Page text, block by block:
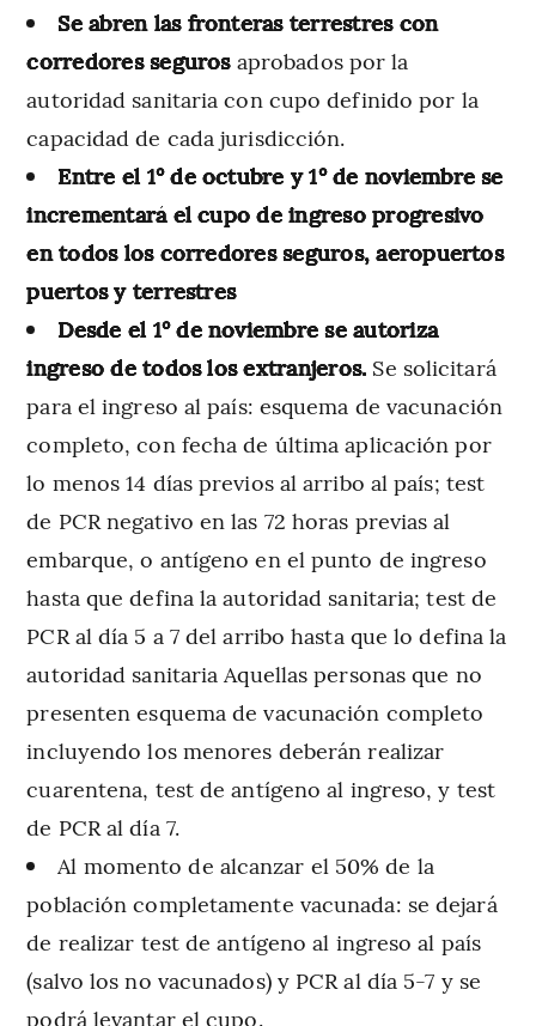
Se abren las fronteras terrestres con
corredores segurosaprobados por la
autoridad sanitaria con cupo definido por la
capacidad de cada jurisdicción.
Entre el 1° de octubre y 1° de noviembre se
incrementará el cupo de ingreso progresivo
en todos los corredores seguros, aeropuertos
puertos y terrestres
Desde el 1° de noviembre se autoriza
ingreso de todos los extranjeros. Se solicitará
para el ingreso al país: esquema de vacunación
completo, con fecha de última aplicación por
lo menos 14 días previos al arribo al país; test
de PCR negativo en las 72 horas previas al
embarque, o antígeno en el punto de ingreso
hasta que defina la autoridad sanitaria; test de
PCR al día 5 a 7 del arribo hasta que lo defina la
autoridad sanitaria Aquellas personas que no
presenten esquema de vacunación completo
incluyendo los menores deberán realizar
cuarentena, test de antígeno al ingreso, y test
de PCR al día 7.
Al momento de alcanzar el 50% de la
población completamente vacunada: se dejará
de realizar test de antígeno al ingreso al país
(salvo los no vacunados) y PCR al día 5-7 y se
podrá levantar el cupo.